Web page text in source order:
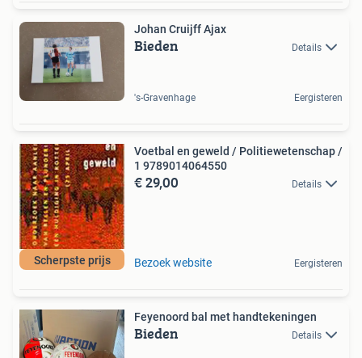
Johan Cruijff Ajax
Bieden Details
's-Gravenhage Eergisteren
Scherpste prijs
Voetbal en geweld / Politiewetenschap /
1 9789014064550
€ 29,00 Details
Bezoek website Eergisteren
Feyenoord bal met handtekeningen
Bieden Details